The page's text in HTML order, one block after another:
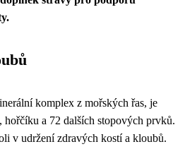
komplex z mořských řas, je
hořčíku a 72 dalších stopových prvků.
v udržení zdravých kostí a kloubů.